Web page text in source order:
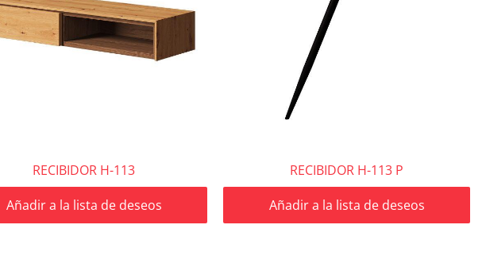
RECIBIDOR H-113
Añadir a la lista de deseos
RECIBIDOR H-113 P
Añadir a la lista de deseos